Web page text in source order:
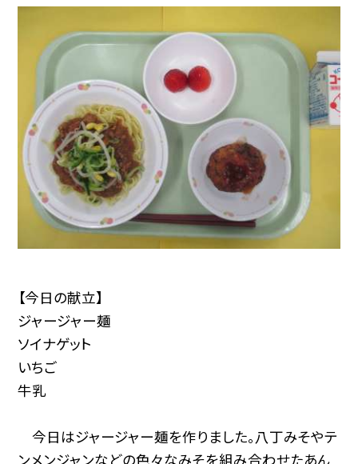
【今日の献立】
ジャージャー麺
ソイナゲット
いちご
牛乳
今日はジャージャー麺を作りました。八丁みそやテ
ンメンジャンなどの色々なみそを組み合わせたあん